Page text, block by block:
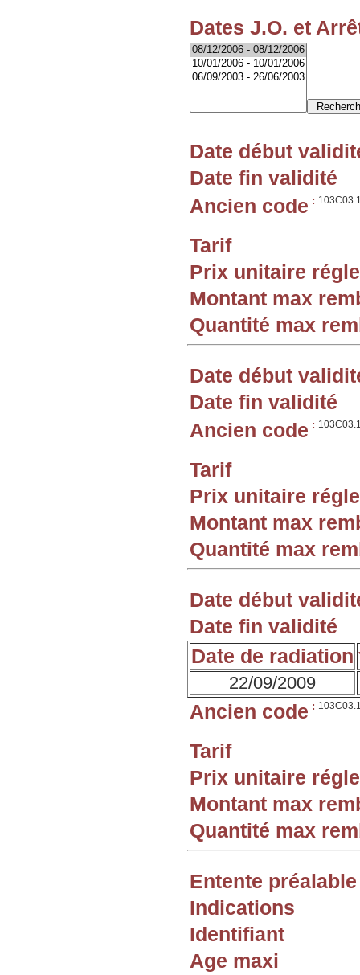
Dates J.O. et
Date début
Date fin validité
Ancien code :
Tarif
Prix unitaire
Montant max
Quantité max
Date début
Date fin validité
Ancien code :
Tarif
Prix unitaire
Montant max
Quantité max
Date début
Date fin validité
Date de radiation
22/09/2009
Ancien code :
Tarif
Prix unitaire
Montant max
Quantité max
Entente préalable
Indications
Identifiant
Age maxi